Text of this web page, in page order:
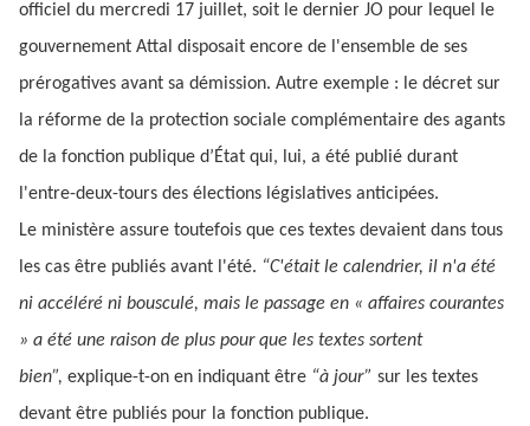
officiel du mercredi 17 juillet, soit le dernier JO pour lequel le
gouvernement Attal disposait encore de l'ensemble de ses
prérogatives avant sa démission. Autre exemple : le décret sur
la réforme de la protection sociale complémentaire des agants
de la fonction publique d’État qui, lui, a été publié durant
l'entre-deux-tours des élections législatives anticipées.
Le ministère assure toutefois que ces textes devaient dans tous
les cas être publiés avant l'été. “C'était le calendrier, il n'a été
ni accéléré ni bousculé, mais le passage en « affaires courantes
» a été une raison de plus pour que les textes sortent
bien”, explique-t-on en indiquant être “à jour” sur les textes
devant être publiés pour la fonction publique.